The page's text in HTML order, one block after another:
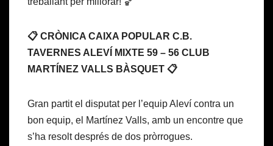
📋 CRÒNICA CAIXA POPULAR C.B.
TAVERNES ALEVÍ MIXTE 59 – 56 CLUB
MARTÍNEZ VALLS BÀSQUET 📋
Gran partit el disputat per l’equip Aleví contra un
bon equip, el Martínez Valls, amb un encontre que
s’ha resolt després de dos pròrrogues.